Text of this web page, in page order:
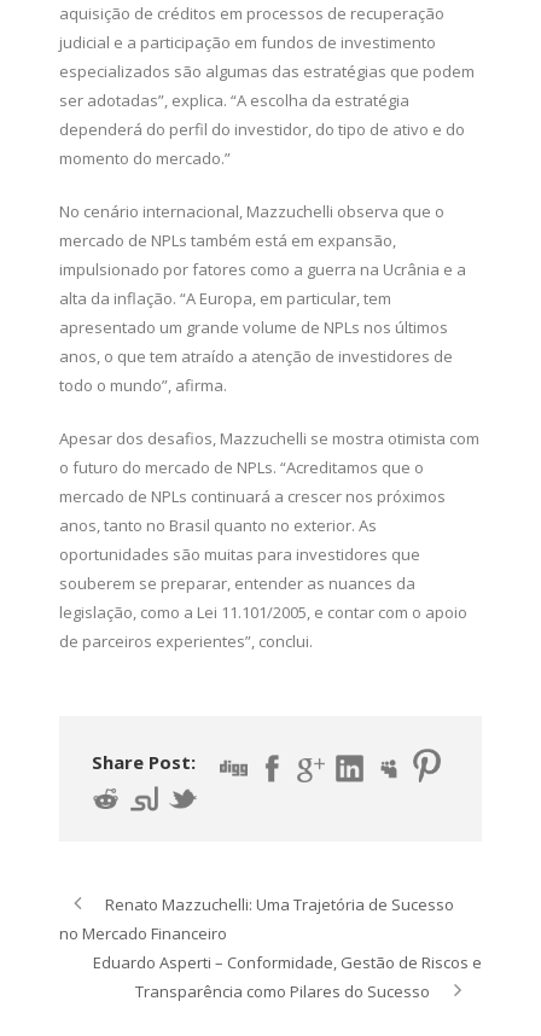
aquisição de créditos em processos de recuperação
judicial e a participação em fundos de investimento
especializados são algumas das estratégias que podem
ser adotadas”, explica. “A escolha da estratégia
dependerá do perfil do investidor, do tipo de ativo e do
momento do mercado.”
No cenário internacional, Mazzuchelli observa que o
mercado de NPLs também está em expansão,
impulsionado por fatores como a guerra na Ucrânia e a
alta da inflação. “A Europa, em particular, tem
apresentado um grande volume de NPLs nos últimos
anos, o que tem atraído a atenção de investidores de
todo o mundo”, afirma.
Apesar dos desafios, Mazzuchelli se mostra otimista com
o futuro do mercado de NPLs. “Acreditamos que o
mercado de NPLs continuará a crescer nos próximos
anos, tanto no Brasil quanto no exterior. As
oportunidades são muitas para investidores que
souberem se preparar, entender as nuances da
legislação, como a Lei 11.101/2005, e contar com o apoio
de parceiros experientes”, conclui.
Share Post:
Renato Mazzuchelli: Uma Trajetória de Sucesso
no Mercado Financeiro
Eduardo Asperti – Conformidade, Gestão de Riscos e
Transparência como Pilares do Sucesso